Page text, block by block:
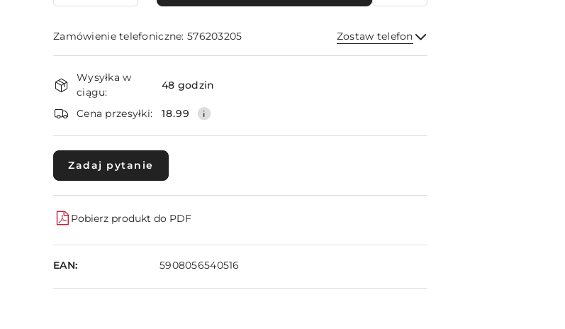
Zamówienie telefoniczne: 576203205 Zostaw telefon
Wyślij
Dostępność
i
dostawa
Wysyłka w
ciągu:
48 godzin
Cena przesyłki: 18.99
Zadaj pytanie
Pobierz produkt do PDF
EAN: 5908056540516